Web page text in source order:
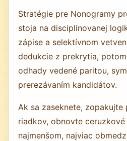
Stratégie pre Nonogramy
stoja na disciplinovanej
zápise a selektívnom
dedukcie z prekrytia,
odhady vedené paritou,
prerezávaním kandidátov.
Ak sa zaseknete,
riadkov, obnovte
najmenšom, najviac